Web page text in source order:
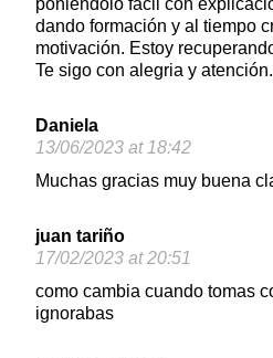
poniendolo fácil con
dando formación y al tiempo
motivación. Estoy
Te sigo con alegria y
Daniela
13/06/2023 at 18:42
Muchas gracias muy buena
juan tariño
17/02/2023 at 20:51
como cambia cuando tomas
ignorabas